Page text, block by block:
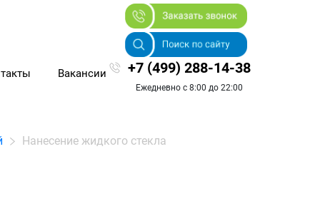
Вакансии +7 (499) 288-14-38
Ежедневно с 8:00 до 22:00
Нанесение жидкого стекла